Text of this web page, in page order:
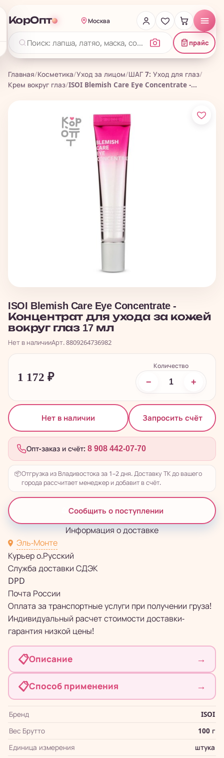
КорОпт Москва
прайс
Главная/Косметика/Уход за лицом/ШАГ 7: Уход для глаз/
Крем вокруг глаз/ISOI Blemish Care Eye Concentrate -...
ISOI Blemish Care Eye Concentrate -
Концентрат для ухода за кожей
вокруг глаз 17 мл
Нет в наличииАрт. 8809264736982
1 172 ₽
Количество
− +
Нет в наличии Запросить счёт
Опт-заказ и счёт: 8 908 442-07-70
📦Отгрузка из Владивостока за 1–2 дня. Доставку ТК до вашего
города рассчитает менеджер и добавит в счёт.
Сообщить о поступлении
Информация о доставке
Эль-Монте
Курьер о.Русский
Служба доставки СДЭК
DPD
Почта России
Оплата за транспортные услуги при получении груза!
Индивидуальный расчет стоимости доставки-
гарантия низкой цены!
📋Описание →
📋Способ применения →
Бренд
ISOI
Вес Брутто
100 г
Единица измерения
штука